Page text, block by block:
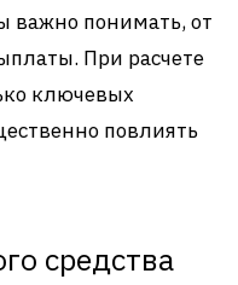
важно понимать, от
При расчете
ключевых
повлиять
средства